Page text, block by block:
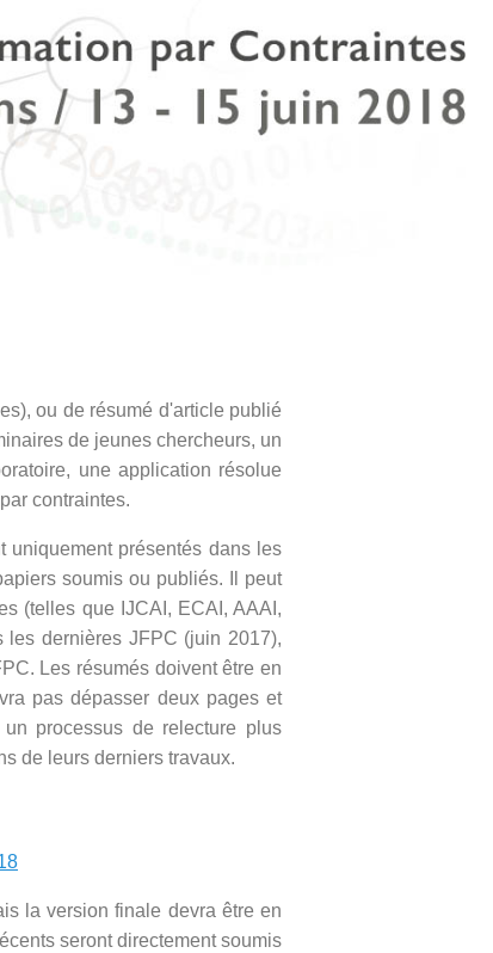
ou de résumé d'article publié
de jeunes chercheurs, un
une application résolue
contraintes.
uniquement présentés dans les
soumis ou publiés. Il peut
(telles que IJCAI, ECAI, AAAI,
les dernières JFPC (juin 2017),
Les résumés doivent être en
pas dépasser deux pages et
processus de relecture plus
de leurs derniers travaux.
la version finale devra être en
seront directement soumis